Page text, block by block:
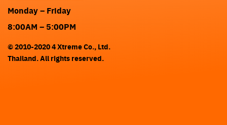
Monday – Friday
8:00AM – 5:00PM
© 2010-2020 4 Xtreme Co., Ltd.
Thailand. All rights reserved.